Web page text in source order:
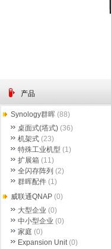
产品
Synology群晖 (88)
桌面式(塔式) (36)
机架式 (23)
特殊工业机型 (1)
扩展箱 (11)
全闪存阵列 (2)
群晖配件 (1)
威联通QNAP (0)
大型企业 (0)
中小型企业 (0)
家庭 (0)
Expansion Unit(0)